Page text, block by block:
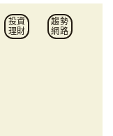
投資
理財
趨勢
網路